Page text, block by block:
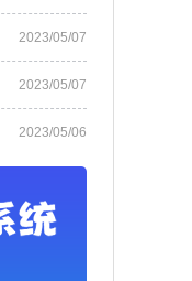
2023/05/07
2023/05/07
2023/05/06